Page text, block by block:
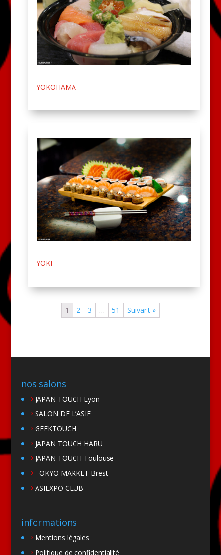
YOKOHAMA
YOKI
1 2 3 … 51 Suivant »
nos salons
JAPAN TOUCH Lyon
SALON DE L’ASIE
GEEKTOUCH
JAPAN TOUCH HARU
JAPAN TOUCH Toulouse
TOKYO MARKET Brest
ASIEXPO CLUB
informations
Mentions légales
Politique de confidentialité